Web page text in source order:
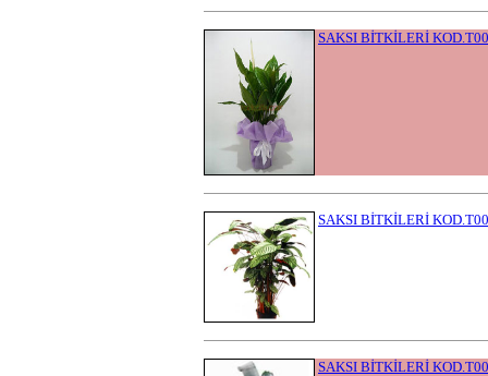
SAKSI BİTKİLERİ
SAKSI BİTKİLERİ
SAKSI BİTKİLERİ